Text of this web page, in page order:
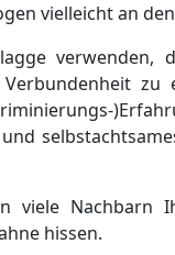
vielleicht an
verwenden,
zu
viele Nachbarn
hissen.